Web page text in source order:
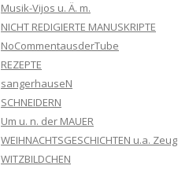
Musik-Vijos u. Ä. m.
NICHT REDIGIERTE MANUSKRIPTE
NoCommentausderTube
REZEPTE
sangerhauseN
SCHNEIDERN
Um u. n. der MAUER
WEIHNACHTSGESCHICHTEN u.a. Zeug
WITZBILDCHEN